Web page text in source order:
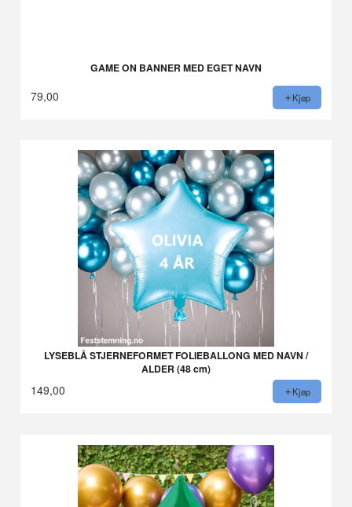
GAME ON BANNER MED EGET NAVN
79,00 Kjøp
LYSEBLÅ STJERNEFORMET FOLIEBALLONG MED NAVN /
ALDER (48 cm)
149,00 Kjøp